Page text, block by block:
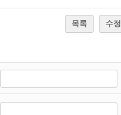
목록 수정